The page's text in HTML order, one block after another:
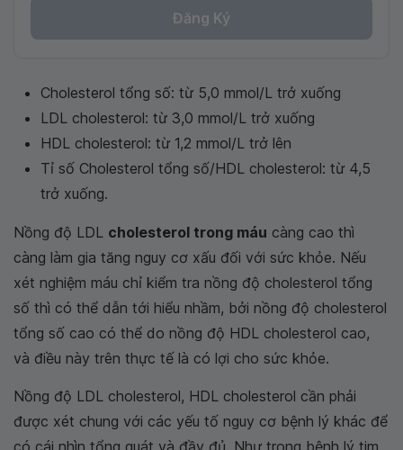
Đăng Ký
Cholesterol tổng số: từ 5,0 mmol/L trở xuống
LDL cholesterol: từ 3,0 mmol/L trở xuống
HDL cholesterol: từ 1,2 mmol/L trở lên
Tỉ số Cholesterol tổng số/HDL cholesterol: từ 4,5
trở xuống.
Nồng độ LDL cholesterol trong máu càng cao thì
càng làm gia tăng nguy cơ xấu đối với sức khỏe. Nếu
xét nghiệm máu chỉ kiểm tra nồng độ cholesterol tổng
số thì có thể dẫn tới hiểu nhầm, bởi nồng độ cholesterol
tổng số cao có thể do nồng độ HDL cholesterol cao,
và điều này trên thực tế là có lợi cho sức khỏe.
Nồng độ LDL cholesterol, HDL cholesterol cần phải
được xét chung với các yếu tố nguy cơ bệnh lý khác để